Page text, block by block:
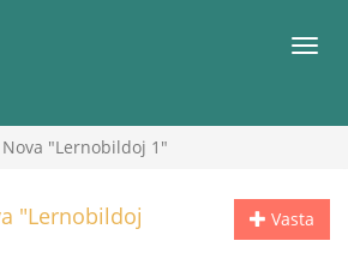
Nova "Lernobildoj 1"
Vasta
"Lernobildoj